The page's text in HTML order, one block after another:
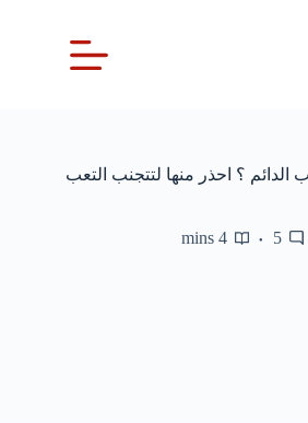
الدائم ؟ احذر منها لتتجنب التعب
5
4 mins